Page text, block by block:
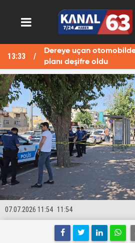
13:33
Dereye uçan
planı deşifre oldu
11:54
07.07.2026 11:54